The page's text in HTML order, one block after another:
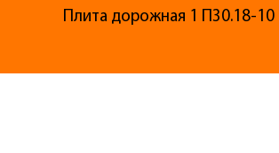
Плита дорожная 1 П30.18-10